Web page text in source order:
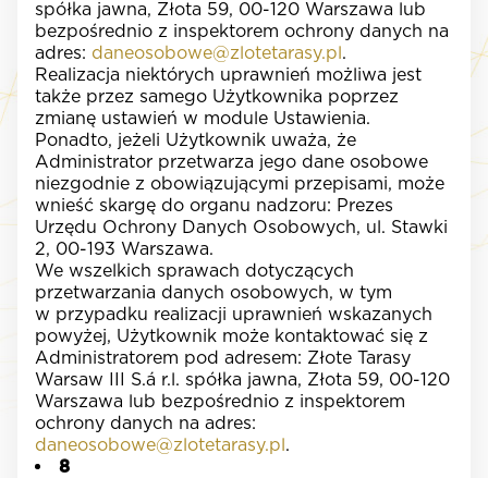
spółka jawna, Złota 59, 00-120 Warszawa lub
bezpośrednio z inspektorem ochrony danych na
adres: daneosobowe@zlotetarasy.pl.
Realizacja niektórych uprawnień możliwa jest
także przez samego Użytkownika poprzez
zmianę ustawień w module Ustawienia.
Ponadto, jeżeli Użytkownik uważa, że
Administrator przetwarza jego dane osobowe
niezgodnie z obowiązującymi przepisami, może
wnieść skargę do organu nadzoru: Prezes
Urzędu Ochrony Danych Osobowych, ul. Stawki
2, 00-193 Warszawa.
We wszelkich sprawach dotyczących
przetwarzania danych osobowych, w tym
w przypadku realizacji uprawnień wskazanych
powyżej, Użytkownik może kontaktować się z
Administratorem pod adresem: Złote Tarasy
Warsaw III S.á r.l. spółka jawna, Złota 59, 00-120
Warszawa lub bezpośrednio z inspektorem
ochrony danych na adres:
daneosobowe@zlotetarasy.pl.
8